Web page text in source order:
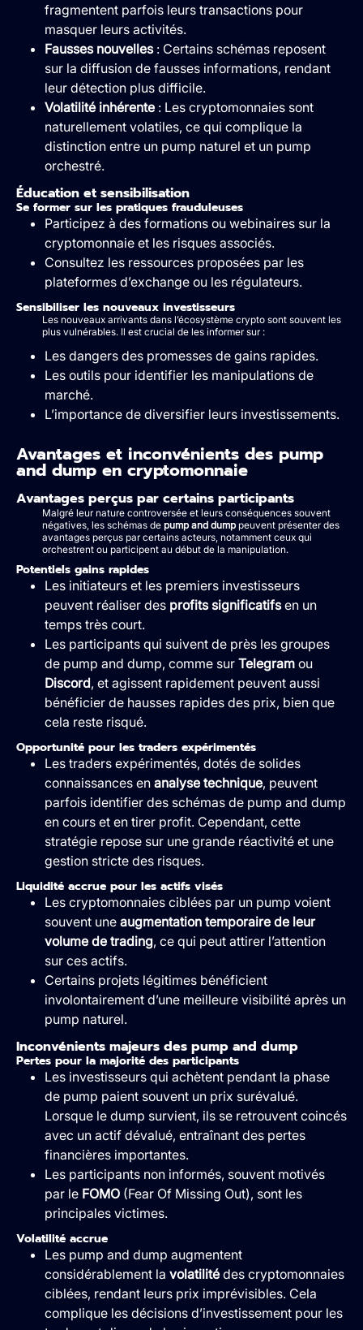
fragmentent parfois leurs transactions pour
masquer leurs activités.
Fausses nouvelles: Certains schémas reposent
sur la diffusion de fausses informations, rendant
leur détection plus difficile.
Volatilité inhérente : Les cryptomonnaies sont
naturellement volatiles, ce qui complique la
distinction entre un pump naturel et un pump
orchestré.
Éducation et sensibilisation
Se former sur les pratiques frauduleuses
Participez à des formations ou webinaires sur la
cryptomonnaie et les risques associés.
Consultez les ressources proposées par les
plateformes d’exchange ou les régulateurs.
Sensibiliser les nouveaux investisseurs
Les nouveaux arrivants dans l’écosystème crypto sont souvent les
plus vulnérables. Il est crucial de les informer sur :
Les dangers des promesses de gains rapides.
Les outils pour identifier les manipulations de
marché.
L’importance de diversifier leurs investissements.
Avantages et inconvénients des pump
and dump en cryptomonnaie
Avantages perçus par certains participants
Malgré leur nature controversée et leurs conséquences souvent
négatives, les schémas de pump and dumppeuvent présenter des
avantages perçus par certains acteurs, notamment ceux qui
orchestrent ou participent au début de la manipulation.
Potentiels gains rapides
Les initiateurs et les premiers investisseurs
peuvent réaliser des profits significatifsen un
temps très court.
Les participants qui suivent de près les groupes
de pump and dump, comme sur Telegram ou
Discord, et agissent rapidement peuvent aussi
bénéficier de hausses rapides des prix, bien que
cela reste risqué.
Opportunité pour les traders expérimentés
Les traders expérimentés, dotés de solides
connaissances en analyse technique, peuvent
parfois identifier des schémas de pump and dump
en cours et en tirer profit. Cependant, cette
stratégie repose sur une grande réactivité et une
gestion stricte des risques.
Liquidité accrue pour les actifs visés
Les cryptomonnaies ciblées par un pump voient
souvent une augmentation temporaire de leur
volume de trading, ce qui peut attirer l’attention
sur ces actifs.
Certains projets légitimes bénéficient
involontairement d’une meilleure visibilité après un
pump naturel.
Inconvénients majeurs des pump and dump
Pertes pour la majorité des participants
Les investisseurs qui achètent pendant la phase
de pump paient souvent un prix surévalué.
Lorsque le dump survient, ils se retrouvent coincés
avec un actif dévalué, entraînant des pertes
financières importantes.
Les participants non informés, souvent motivés
par le FOMO (Fear Of Missing Out), sont les
principales victimes.
Volatilité accrue
Les pump and dump augmentent
considérablement la volatilité des cryptomonnaies
ciblées, rendant leurs prix imprévisibles. Cela
complique les décisions d’investissement pour les